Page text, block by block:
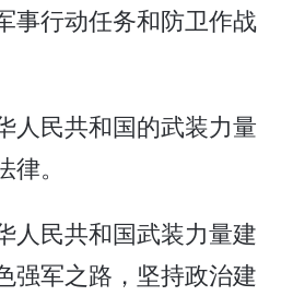
事行动任务和防卫作战
民共和国的武装力量
。
民共和国武装力量建
强军之路，坚持政治建